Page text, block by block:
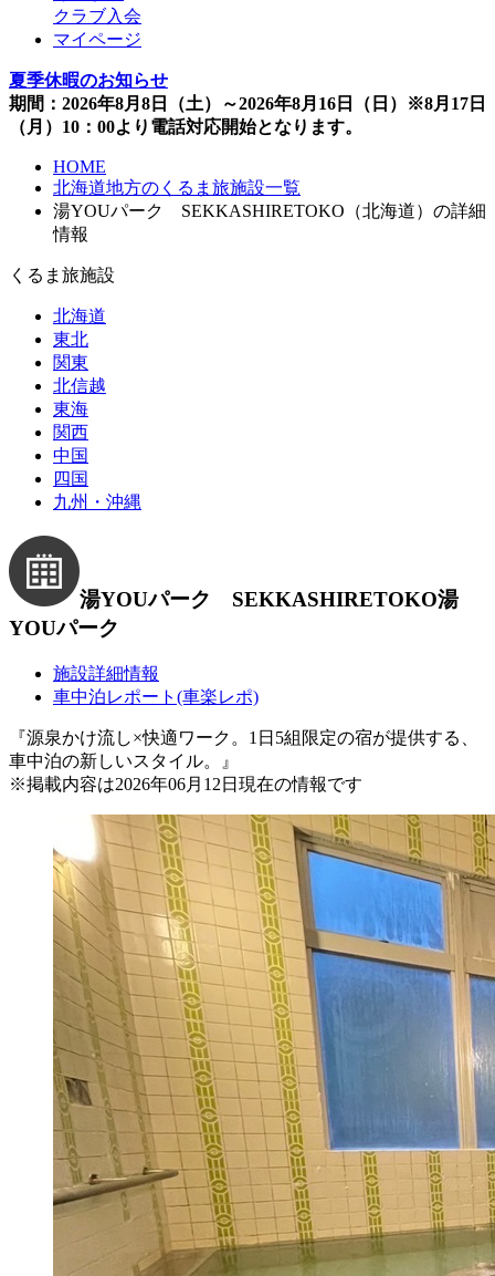
クラブ入会
マイページ
夏季休暇のお知らせ
期間：2026年8月8日（土）～2026年8月16日（日）※8月17日
（月）10：00より電話対応開始となります。
HOME
北海道地方のくるま旅施設一覧
湯YOUパーク SEKKASHIRETOKO（北海道）の詳細
情報
くるま旅施設
北海道
東北
関東
北信越
東海
関西
中国
四国
九州・沖縄
湯YOUパーク SEKKASHIRETOKO湯
YOUパーク
施設詳細情報
車中泊レポート(車楽レポ)
『源泉かけ流し×快適ワーク。1日5組限定の宿が提供する、
車中泊の新しいスタイル。』
※掲載内容は2026年06月12日現在の情報です